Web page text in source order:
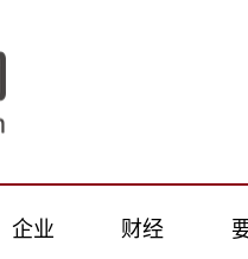
企业 财经